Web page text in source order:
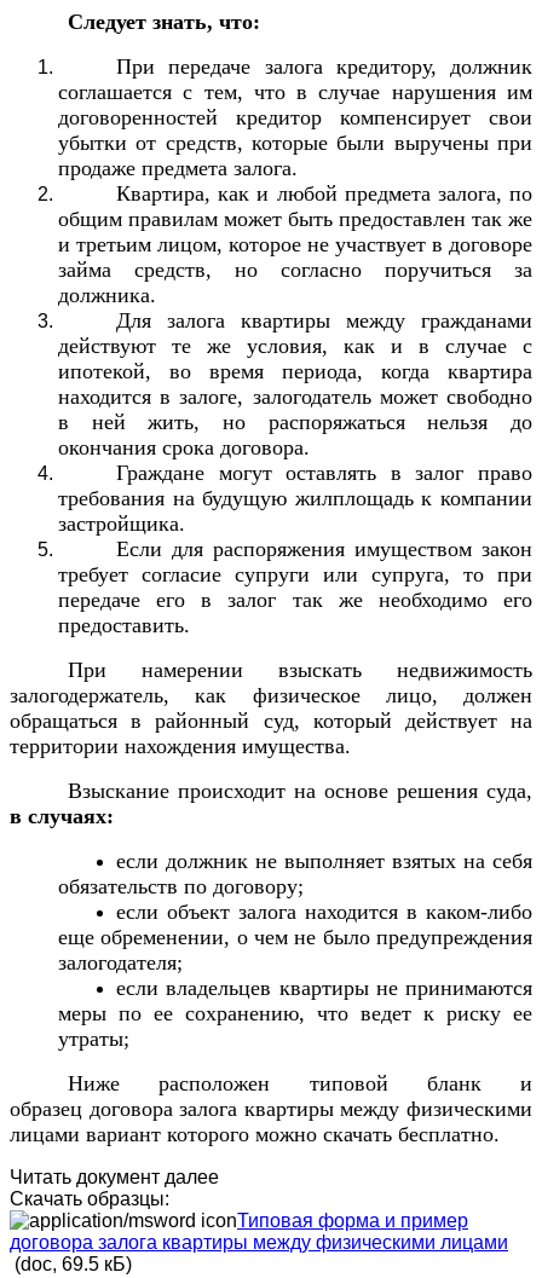
Следует знать, что:
При передаче залога кредитору, должник
соглашается с тем, что в случае нарушения им
договоренностей кредитор компенсирует свои
убытки от средств, которые были выручены при
продаже предмета залога.
Квартира, как и любой предмета залога, по
общим правилам может быть предоставлен так же
и третьим лицом, которое не участвует в договоре
займа средств, но согласно поручиться за
должника.
Для залога квартиры между гражданами
действуют те же условия, как и в случае с
ипотекой, во время периода, когда квартира
находится в залоге, залогодатель может свободно
в ней жить, но распоряжаться нельзя до
окончания срока договора.
Граждане могут оставлять в залог право
требования на будущую жилплощадь к компании
застройщика.
Если для распоряжения имуществом закон
требует согласие супруги или супруга, то при
передаче его в залог так же необходимо его
предоставить.
При намерении взыскать недвижимость
залогодержатель, как физическое лицо, должен
обращаться в районный суд, который действует на
территории нахождения имущества.
Взыскание происходит на основе решения суда,
в случаях:
если должник не выполняет взятых на себя
обязательств по договору;
если объект залога находится в каком-либо
еще обременении, о чем не было предупреждения
залогодателя;
если владельцев квартиры не принимаются
меры по ее сохранению, что ведет к риску ее
утраты;
Ниже расположен типовой бланк и
образец договора залога квартиры между физическими
лицами вариант которого можно скачать бесплатно.
Читать документ далее
Скачать образцы:
Типовая форма и пример
договора залога квартиры между физическими лицами
(doc, 69.5 кБ)